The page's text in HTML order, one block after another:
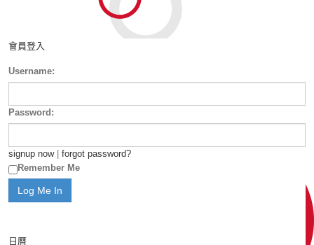
會員登入
Username:
Password:
signup now| forgot password?
Remember Me
日曆